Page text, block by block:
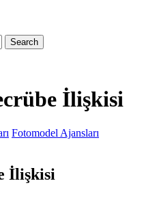
İlişkisi
Fotomodel Ajansları
İlişkisi